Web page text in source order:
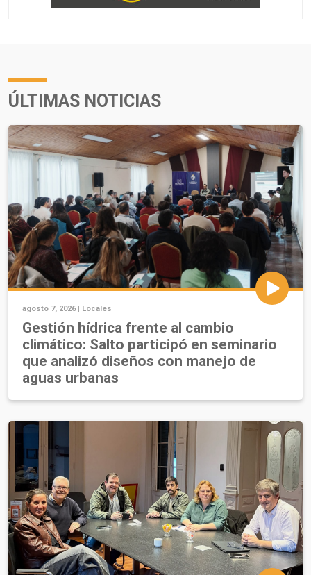
ÚLTIMAS NOTICIAS
agosto 7, 2026 | Locales
Gestión hídrica frente al cambio
climático: Salto participó en seminario
que analizó diseños con manejo de
aguas urbanas